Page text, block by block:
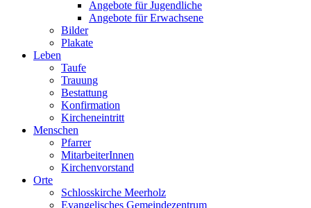
Angebote für Jugendliche
Angebote für Erwachsene
Bilder
Plakate
Leben
Taufe
Trauung
Bestattung
Konfirmation
Kircheneintritt
Menschen
Pfarrer
MitarbeiterInnen
Kirchenvorstand
Orte
Schlosskirche Meerholz
Evangelisches Gemeindezentrum